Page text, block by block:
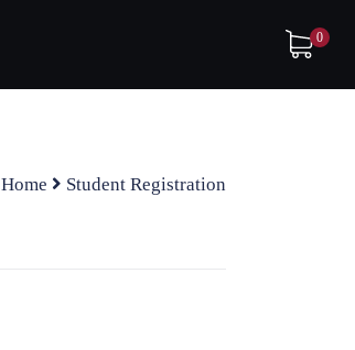
0
Home Student Registration